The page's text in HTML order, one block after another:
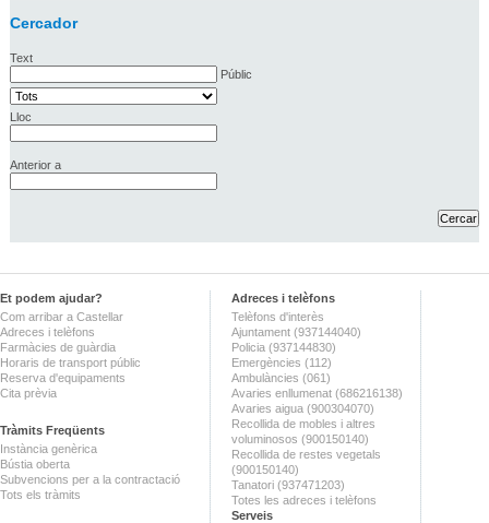
Cercador
Text
Públic
Lloc
Anterior a
Et podem ajudar?
Com arribar a Castellar
Adreces i telèfons
Farmàcies de guàrdia
Horaris de transport públic
Reserva d'equipaments
Cita prèvia
Tràmits Freqüents
Instància genèrica
Bústia oberta
Subvencions per a la contractació
Tots els tràmits
Adreces i telèfons
Telèfons d'interès
Ajuntament (937144040)
Policia (937144830)
Emergències (112)
Ambulàncies (061)
Avaries enllumenat (686216138)
Avaries aigua (900304070)
Recollida de mobles i altres
voluminosos (900150140)
Recollida de restes vegetals
(900150140)
Tanatori (937471203)
Totes les adreces i telèfons
Serveis